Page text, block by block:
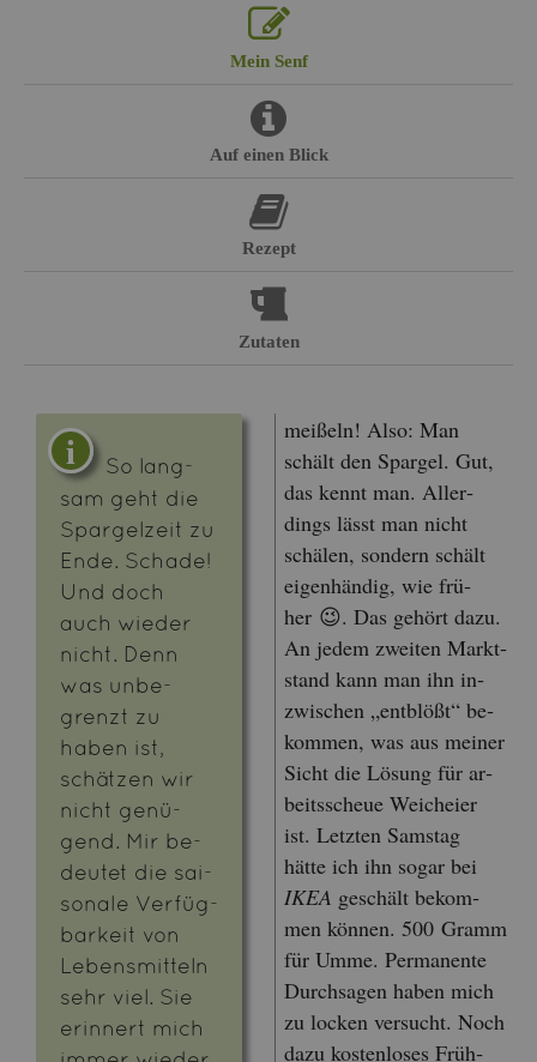
Mein Senf
Auf einen Blick
Re­zept
Zu­ta­ten
So lang­
sam geht die
Spar­gel­zeit zu
Ende. Scha­de!
Und doch
auch wie­der
nicht. Denn
was un­be­
grenzt zu
haben ist,
schät­zen wir
nicht ge­nü­
gend. Mir be­
deu­tet die sai­
so­na­le Ver­füg­
bar­keit von
Le­bens­mit­teln
sehr viel. Sie
er­in­nert mich
mei­ßeln! Also: Man
schält den Spar­gel. Gut,
das kennt man. Al­ler­
dings lässt man nicht
schä­len, son­dern schält
ei­gen­hän­dig, wie frü­
her 😉. Das ge­hört dazu.
An jedem zwei­ten Markt­
stand kann man ihn in­
zwi­schen „ent­blö­ßt“ be­
kom­men, was aus mei­ner
Sicht die Lö­sung für ar­
beits­scheue Weich­ei­er
ist. Letz­ten Sams­tag
hätte ich ihn sogar bei
IKEA ge­schält be­kom­
men kön­nen. 500 Gramm
für Umme. Per­ma­nen­te
Durch­sa­gen haben mich
zu lo­cken ver­sucht. Noch
dazu kos­ten­lo­ses Früh­